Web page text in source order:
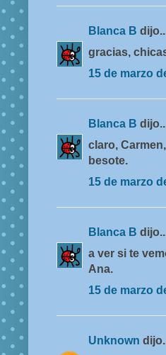
Blanca B
gracias,
15 de marzo
Blanca B
claro,
besote.
15 de marzo
Blanca B
a ver si te
Ana.
15 de marzo
Unknown